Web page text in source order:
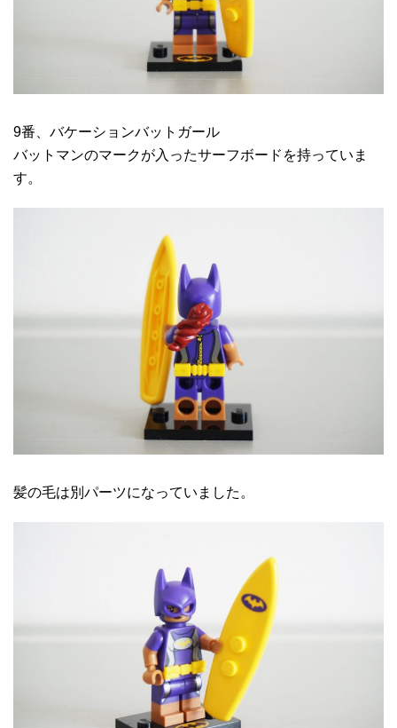
9番、バケーションバットガール
バットマンのマークが入ったサーフボードを持っていま
す。
髪の毛は別パーツになっていました。